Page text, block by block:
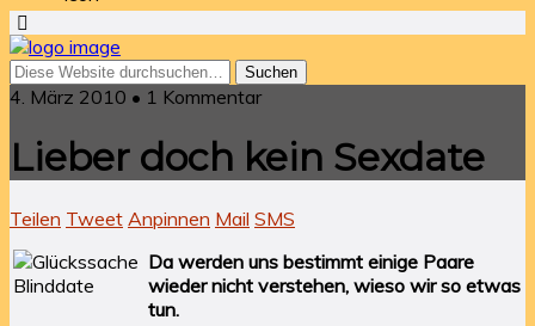
4. März 2010 • 1 Kommentar
Lieber doch kein Sexdate
Teilen Tweet Anpinnen Mail SMS
Da werden uns bestimmt einige Paare
wieder nicht verstehen, wieso wir so etwas
tun.